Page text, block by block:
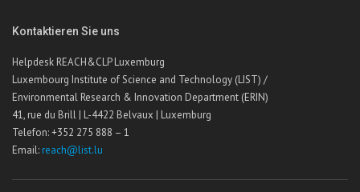
Kontaktieren Sie uns
Helpdesk REACH&CLP Luxemburg
Luxembourg Institute of Science and Technology (LIST) /
Environmental Research & Innovation Department (ERIN)
41, rue du Brill | L-4422 Belvaux | Luxemburg
Telefon: +352 275 888 – 1
Email: reach@list.lu